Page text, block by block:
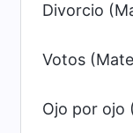
Divorcio
Votos
Ojo por ojo